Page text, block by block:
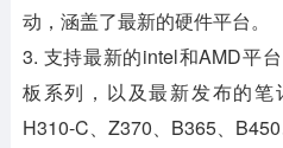
动，涵盖了最新的硬件平台。
3. 支持最新的intel和AMD平
板系列，以及最新发布的笔
H310-C、Z370、B365、B450